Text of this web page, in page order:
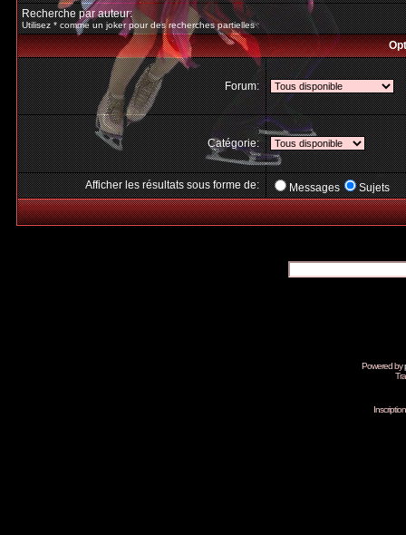
Recherche par auteur:
Utilisez * comme un joker pour des recherches partielles
Forum:
Catégorie:
Afficher les résultats sous forme de: Messages Sujets
Powered by